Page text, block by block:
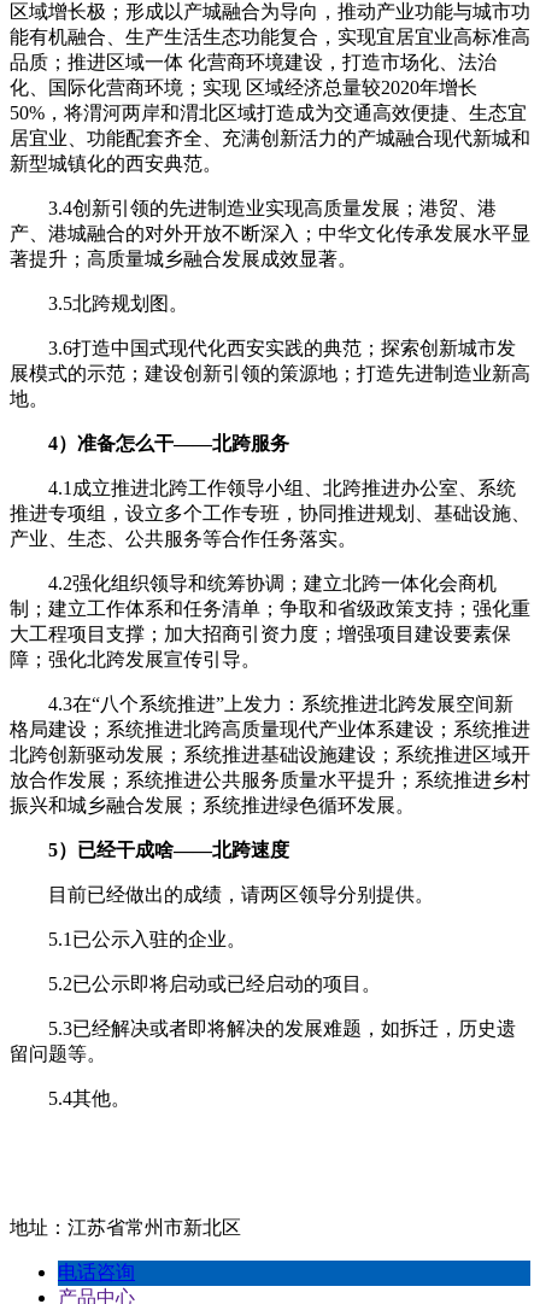
区域增长极；形成以产城融合为导向，推动产业功能与城市功
能有机融合、生产生活生态功能复合，实现宜居宜业高标准高
品质；推进区域一体 化营商环境建设，打造市场化、法治
化、国际化营商环境；实现 区域经济总量较2020年增长
50%，将渭河两岸和渭北区域打造成为交通高效便捷、生态宜
居宜业、功能配套齐全、充满创新活力的产城融合现代新城和
新型城镇化的西安典范。
3.4创新引领的先进制造业实现高质量发展；港贸、港
产、港城融合的对外开放不断深入；中华文化传承发展水平显
著提升；高质量城乡融合发展成效显著。
3.5北跨规划图。
3.6打造中国式现代化西安实践的典范；探索创新城市发
展模式的示范；建设创新引领的策源地；打造先进制造业新高
地。
4）准备怎么干——北跨服务
4.1成立推进北跨工作领导小组、北跨推进办公室、系统
推进专项组，设立多个工作专班，协同推进规划、基础设施、
产业、生态、公共服务等合作任务落实。
4.2强化组织领导和统筹协调；建立北跨一体化会商机
制；建立工作体系和任务清单；争取和省级政策支持；强化重
大工程项目支撑；加大招商引资力度；增强项目建设要素保
障；强化北跨发展宣传引导。
4.3在“八个系统推进”上发力：系统推进北跨发展空间新
格局建设；系统推进北跨高质量现代产业体系建设；系统推进
北跨创新驱动发展；系统推进基础设施建设；系统推进区域开
放合作发展；系统推进公共服务质量水平提升；系统推进乡村
振兴和城乡融合发展；系统推进绿色循环发展。
5）已经干成啥——北跨速度
目前已经做出的成绩，请两区领导分别提供。
5.1已公示入驻的企业。
5.2已公示即将启动或已经启动的项目。
5.3已经解决或者即将解决的发展难题，如拆迁，历史遗
留问题等。
5.4其他。
地址：江苏省常州市新北区
电话咨询
产品中心